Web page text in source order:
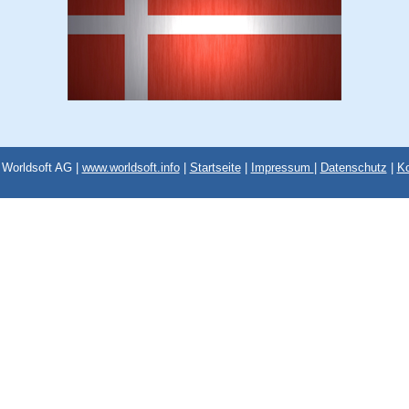
AG | www.worldsoft.info| Startseite| Impressum Datenschutz